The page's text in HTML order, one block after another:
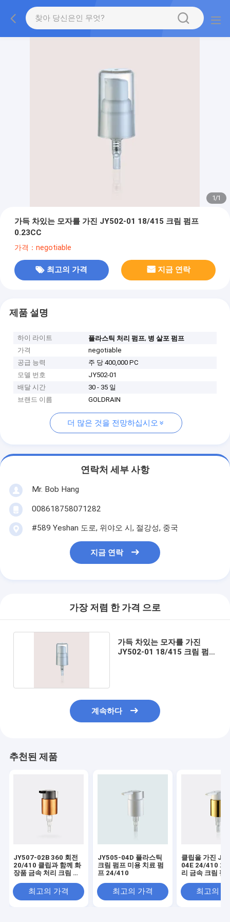
1/1
가득 차있는 모자를 가진 JY502-01 18/415 크림 펌프
0.23CC
가격：negotiable
최고의 가격 지금 연락
제품 설명
하이 라이트 플라스틱 처리 펌프, 병 살포 펌프
가격
negotiable
공급 능력
주 당 400,000 PC
모델 번호
JY502-01
배달 시간
30 - 35 일
브랜드 이름
GOLDRAIN
더 많은 것을 전망하십시오
연락처 세부 사항
Mr. Bob Hang
008618758071282
#589 Yeshan 도로, 위야오 시, 절강성, 중국
지금 연락
가장 저렴 한 가격 으로
가득 차있는 모자를 가진
JY502-01 18/415 크림 펌
계속하다
추천된 제품
JY507-02B 360 회전
20/410 클립과 함께 화
장품 금속 처리 크림 펌
최고의 가격
JY505-04D 플라스틱
크림 펌프 미용 치료 펌
프 24/410
최고의 가격
클립을 가진
04E 24/410 화
리 금속 크림 펌
최고의